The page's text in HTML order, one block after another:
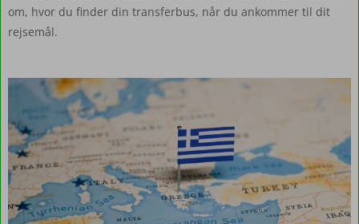
om, hvor du finder din transferbus, når du ankommer til dit
rejsemål.